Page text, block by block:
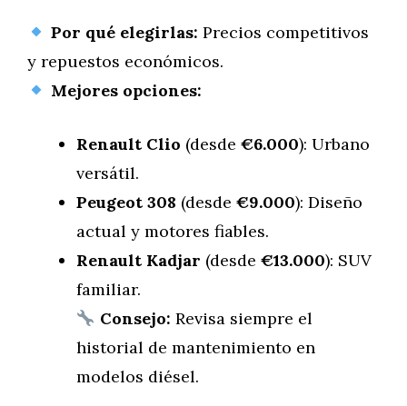
Por qué elegirlas: Precios competitivos
y repuestos económicos.
Mejores opciones:
Renault Clio (desde €6.000): Urbano
versátil.
Peugeot 308 (desde €9.000): Diseño
actual y motores fiables.
Renault Kadjar (desde €13.000): SUV
familiar.
Consejo: Revisa siempre el
historial de mantenimiento en
modelos diésel.